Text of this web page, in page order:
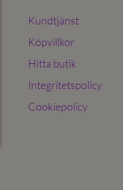
Kundtjänst
Köpvillkor
Hitta butik
Integritetspolicy
Cookiepolicy